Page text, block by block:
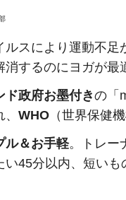
ルスにより運動不
するのにヨガが最
ド政府お墨付きの「
WHO （世界保健
ル＆お手軽。トレー
い45分以内、短い